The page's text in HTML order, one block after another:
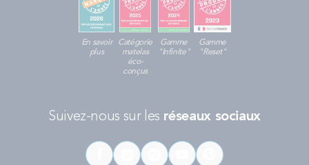
En savoir
plus
Catégorie
matelas
éco-
conçus
Gamme
"Infinite"
Gamme
"Reset"
Suivez-nous sur les réseaux sociaux